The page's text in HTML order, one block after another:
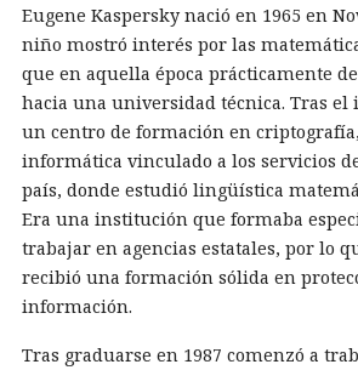
Eugene Kaspersky nació en 1965 en
niño mostró interés por las
que en aquella época prácticamente
hacia una universidad técnica. Tras
un centro de formación en
informática vinculado a los servicios
país, donde estudió lingüística
Era una institución que formaba
trabajar en agencias estatales, por lo
recibió una formación sólida en
información.
Tras graduarse en 1987 comenzó a